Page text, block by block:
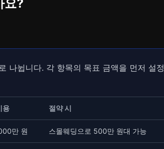
요?
나뉩니다. 각 항목의 목표 금액을 먼저 설정
용 절약 시
만 원 스몰웨딩으로 500만 원대 가능